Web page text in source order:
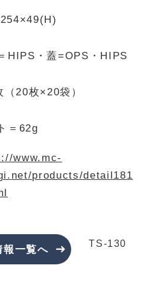
HIPS・蓋=OPS・HIPS
（20枚×20袋）
＝62g
www.mc-
products/detail181
報一覧へ
TS-130